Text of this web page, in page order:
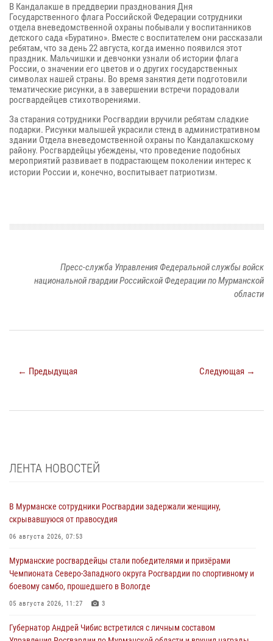
В Кандалакше в преддверии празднования Дня
Государственного флага Российской Федерации сотрудники
отдела вневедомственной охраны побывали у воспитанников
детского сада «Буратино». Вместе с воспитателем они рассказали
ребятам, что за день 22 августа, когда именно появился этот
праздник. Мальчишки и девчонки узнали об истории флага
России, о значении его цветов и о других государственных
символах нашей страны. Во время занятия дети подготовили
тематические рисунки, а в завершении встречи порадовали
росгвардейцев стихотворениями.
За старания сотрудники Росгвардии вручили ребятам сладкие
подарки. Рисунки малышей украсили стенд в административном
здании Отдела вневедомственной охраны по Кандалакшскому
району. Росгвардейцы убеждены, что проведение подобных
мероприятий развивает в подрастающем поколении интерес к
истории России и, конечно, воспитывает патриотизм.
Пресс-служба Управления Федеральной службы войск
национальной гвардии Российской Федерации по Мурманской
области
← Предыдущая Следующая →
ЛЕНТА НОВОСТЕЙ
В Мурманске сотрудники Росгвардии задержали женщину,
скрывавшуюся от правосудия
06 августа 2026, 07:53
Мурманские росгвардейцы стали победителями и призёрами
Чемпионата Северо-Западного округа Росгвардии по спортивному и
боевому самбо, прошедшего в Вологде
05 августа 2026, 11:27 3
Губернатор Андрей Чибис встретился с личным составом